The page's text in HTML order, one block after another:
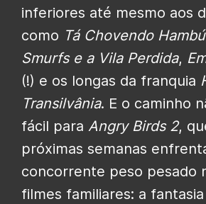
inferiores até mesmo aos
como Tá Chovendo
Smurfs e a Vila Perdida,
(!) e os longas da franquia
Transilvânia. E o caminho
fácil para Angry Birds 2,
próximas semanas
concorrente peso pesado
filmes familiares: a